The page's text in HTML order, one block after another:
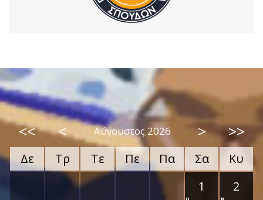
<< < Αύγουστος 2026 > >>
Δε Τρ Τε Πε Πα Σα
Κυ
1
2